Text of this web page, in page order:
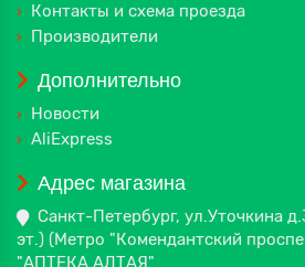
Контакты и схема проезда
Производители
Дополнительно
Новости
AliExpress
Адрес магазина
Санкт-Петербург, ул.Уточкина
эт.) (Метро "Комендантский
"АПТЕКА АЛТАЯ"